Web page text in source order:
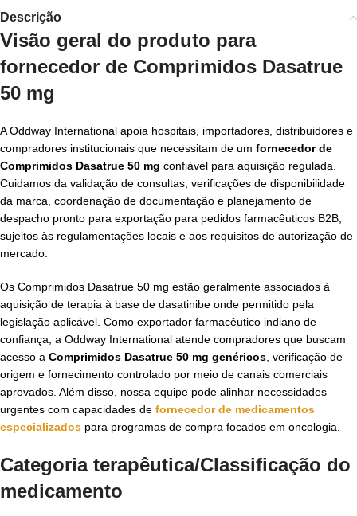
Descrição
Visão geral do produto para
fornecedor de Comprimidos Dasatrue
50 mg
A Oddway International apoia hospitais, importadores, distribuidores e
compradores institucionais que necessitam de um fornecedor de
Comprimidos Dasatrue 50 mg confiável para aquisição regulada.
Cuidamos da validação de consultas, verificações de disponibilidade
da marca, coordenação de documentação e planejamento de
despacho pronto para exportação para pedidos farmacêuticos B2B,
sujeitos às regulamentações locais e aos requisitos de autorização de
mercado.
Os Comprimidos Dasatrue 50 mg estão geralmente associados à
aquisição de terapia à base de dasatinibe onde permitido pela
legislação aplicável. Como exportador farmacêutico indiano de
confiança, a Oddway International atende compradores que buscam
acesso a Comprimidos Dasatrue 50 mg genéricos , verificação de
origem e fornecimento controlado por meio de canais comerciais
aprovados. Além disso, nossa equipe pode alinhar necessidades
urgentes com capacidades de fornecedor de medicamentos
especializados para programas de compra focados em oncologia.
Categoria terapêutica/Classificação do
medicamento